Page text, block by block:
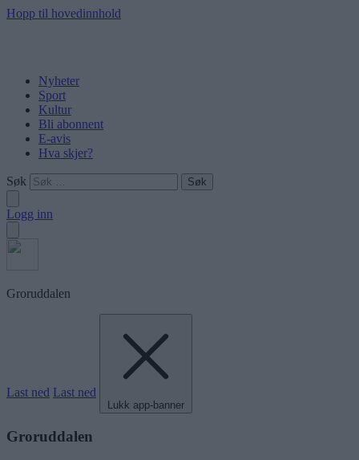
Hopp til hovedinnhold
Nyheter
Sport
Kultur
Bli abonnent
E-avis
Hva skjer?
Søk
Logg inn
Groruddalen
Last ned Last ned
Lukk app-banner
Groruddalen